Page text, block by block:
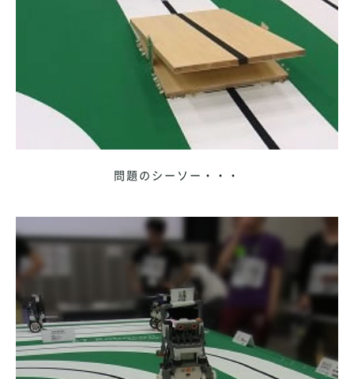
問題のシーソー・・・